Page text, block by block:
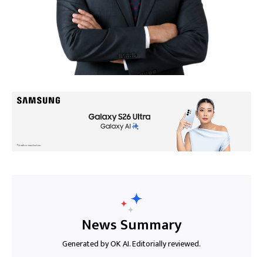
News Summary
Generated by OK AI. Editorially reviewed.